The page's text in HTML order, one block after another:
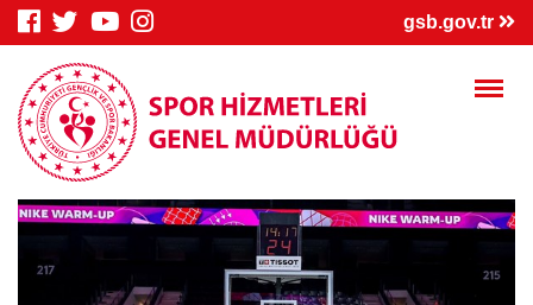
gsb.gov.tr×
Genç Bilgi
Sistemi
Spor Bilgi
Sistemi
Kredi/Yurt
İşlemleri